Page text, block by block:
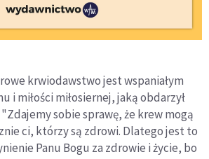
krwiodawstwo jest wspaniałym
i miłości miłosiernej, jaką obdarzył
sobie sprawę, że krew mogą
ci, którzy są zdrowi. Dlatego jest to
Panu Bogu za zdrowie i życie, bo